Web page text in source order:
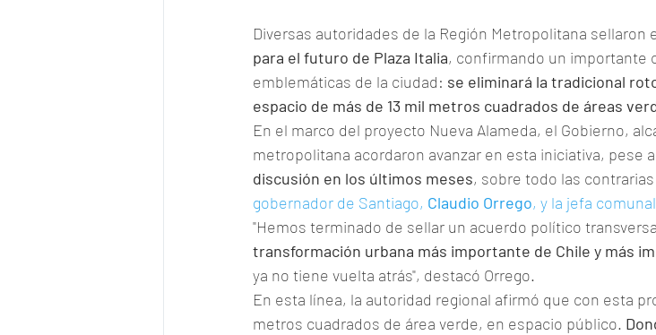
Diversas autoridades de la Región Metropolitana sellaron
para el futuro de Plaza Italia, confirmando un importante
emblemáticas de la ciudad: se eliminará la tradicional
espacio de más de 13 mil metros cuadrados de áreas
En el marco del proyecto Nueva Alameda, el Gobierno,
metropolitana acordaron avanzar en esta iniciativa, pese a
discusión en los últimos meses, sobre todo las
gobernador de Santiago, Claudio Orrego, y la jefa
"Hemos terminado de sellar un acuerdo político
transformación urbana más importante de Chile y más
ya no tiene vuelta atrás", destacó Orrego.
En esta línea, la autoridad regional afirmó que con esta
metros cuadrados de área verde, en espacio público.